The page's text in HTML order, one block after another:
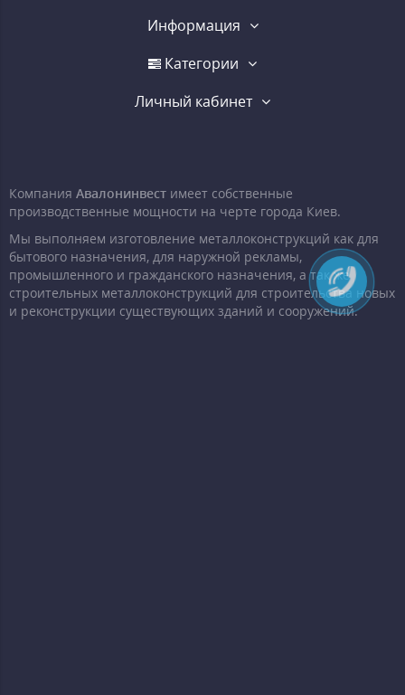
Информация
Категории
Личный кабинет
Компания Авалонинвест имеет собственные
производственные мощности на черте города Киев.
Мы выполняем изготовление металлоконструкций как для
бытового назначения, для наружной рекламы,
промышленного и гражданского назначения, а так же
строительных металлоконструкций для строительства новых
и реконструкции существующих зданий и сооружений.